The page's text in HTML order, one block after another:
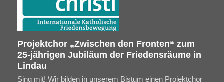
Projektchor „Zwischen den Fronten“ zum
25-jährigen Jubiläum der Friedensräume in
Lindau
Sing mit! Wir bilden in unserem Bistum einen Projektchor